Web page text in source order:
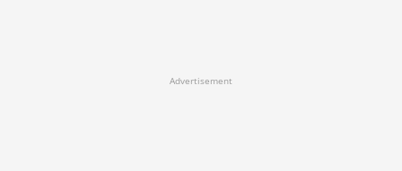
Advertisement